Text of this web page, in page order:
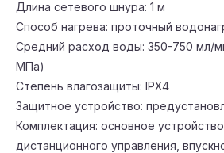
Длина сетевого шнура: 1 м
Способ нагрева: проточный
Средний расход воды: 350-750 мл/
МПа)
Степень влагозащиты: IPX4
Защитное устройство:
Комплектация: основное
дистанционного управления,